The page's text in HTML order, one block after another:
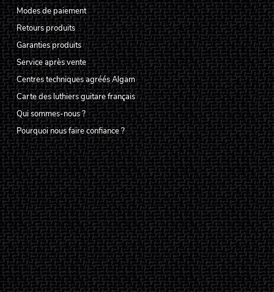
Modes de paiement
Retours produits
Garanties produits
Service après vente
Centres techniques agréés Algam
Carte des luthiers guitare français
Qui sommes-nous ?
Pourquoi nous faire confiance ?